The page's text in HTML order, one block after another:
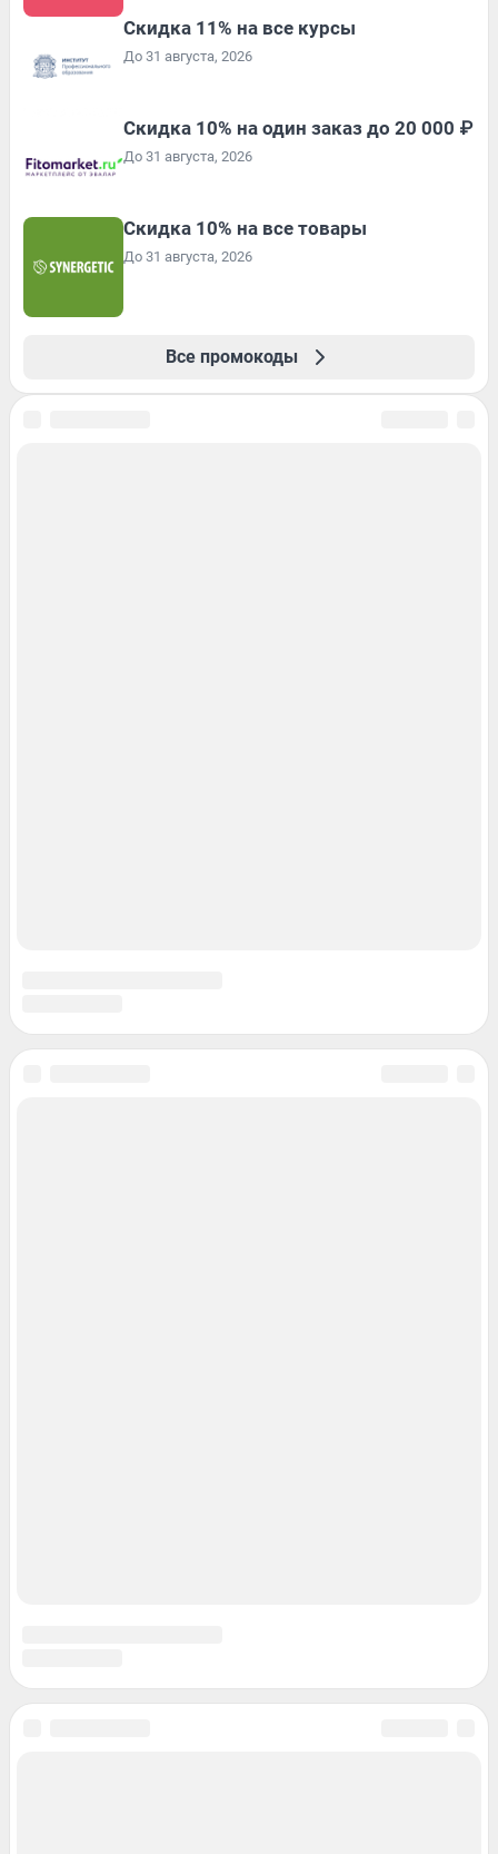
Скидка 11% на все курсы
До 31 августа, 2026
Скидка 10% на один заказ до 20 000 ₽
До 31 августа, 2026
Скидка 10% на все товары
До 31 августа, 2026
Все промокоды